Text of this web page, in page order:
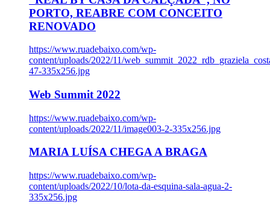
PORTO, REABRE COM CONCEITO
RENOVADO
https://www.ruadebaixo.com/wp-
content/uploads/2022/11/
47-335x256.jpg
Web Summit 2022
https://www.ruadebaixo.com/wp-
content/uploads/2022/11/image003-2-335x256.jpg
MARIA LUÍSA CHEGA A BRAGA
https://www.ruadebaixo.com/wp-
content/uploads/2022/10/lota-da-esquina-sala-agua-2-
335x256.jpg